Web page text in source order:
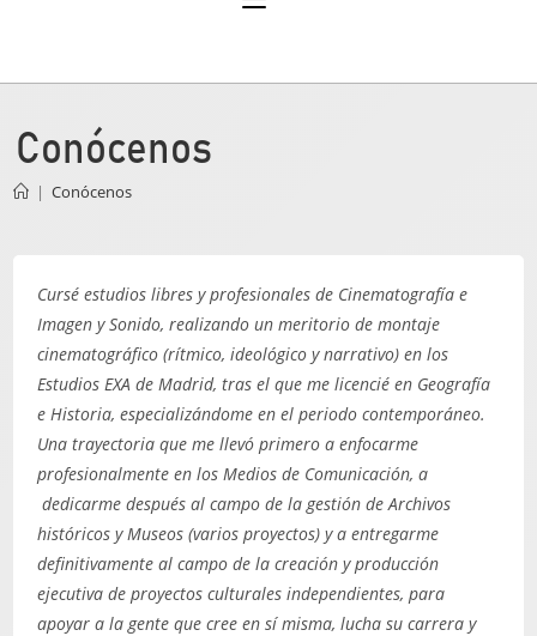
Conócenos
| Conócenos
Cursé estudios libres y profesionales de Cinematografía e
Imagen y Sonido, realizando un meritorio de montaje
cinematográfico (rítmico, ideológico y narrativo) en los
Estudios EXA de Madrid, tras el que me licencié en Geografía
e Historia, especializándome en el periodo contemporáneo.
Una trayectoria que me llevó primero a enfocarme
profesionalmente en los Medios de Comunicación, a
dedicarme después al campo de la gestión de Archivos
históricos y Museos (varios proyectos) y a entregarme
definitivamente al campo de la creación y producción
ejecutiva de proyectos culturales independientes, para
apoyar a la gente que cree en sí misma, lucha su carrera y